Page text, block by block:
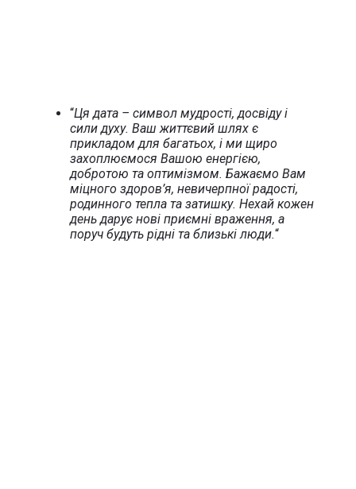
“Ця дата – символ мудрості, досвіду і
сили духу. Ваш життєвий шлях є
прикладом для багатьох, і ми щиро
захоплюємося Вашою енергією,
добротою та оптимізмом. Бажаємо Вам
міцного здоров’я, невичерпної радості,
родинного тепла та затишку. Нехай кожен
день дарує нові приємні враження, а
поруч будуть рідні та близькі люди.“